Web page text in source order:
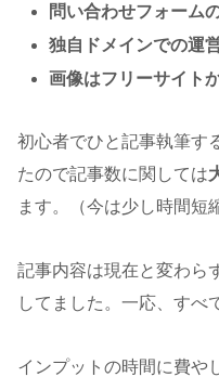
問い合わせフォーム
独自ドメインでの運
画像はフリーサイト
初心者でひと記事執筆す
たので記事数に関しては
ます。（今は少し時間短
記事内容は現在と変わら
してました。一応、すべ
インプットの時間に費や